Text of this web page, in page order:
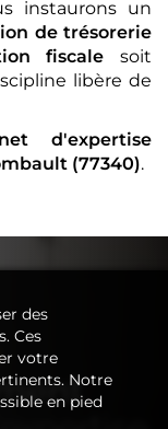
instaurons un
de trésorerie
fiscale soit
libère de
d'expertise
(77340).
des
Ces
votre
Notre
en pied